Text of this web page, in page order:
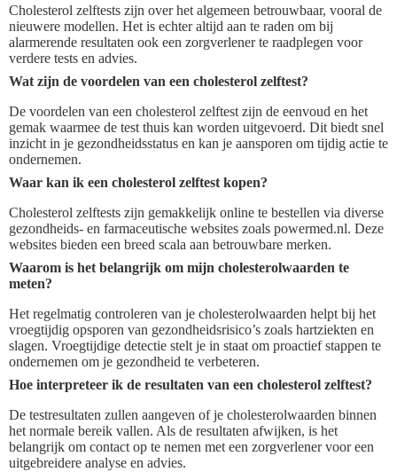
Cholesterol zelftests zijn over het algemeen betrouwbaar, vooral de
nieuwere modellen. Het is echter altijd aan te raden om bij
alarmerende resultaten ook een zorgverlener te raadplegen voor
verdere tests en advies.
Wat zijn de voordelen van een cholesterol zelftest?
De voordelen van een cholesterol zelftest zijn de eenvoud en het
gemak waarmee de test thuis kan worden uitgevoerd. Dit biedt snel
inzicht in je gezondheidsstatus en kan je aansporen om tijdig actie te
ondernemen.
Waar kan ik een cholesterol zelftest kopen?
Cholesterol zelftests zijn gemakkelijk online te bestellen via diverse
gezondheids- en farmaceutische websites zoals powermed.nl. Deze
websites bieden een breed scala aan betrouwbare merken.
Waarom is het belangrijk om mijn cholesterolwaarden te
meten?
Het regelmatig controleren van je cholesterolwaarden helpt bij het
vroegtijdig opsporen van gezondheidsrisico’s zoals hartziekten en
slagen. Vroegtijdige detectie stelt je in staat om proactief stappen te
ondernemen om je gezondheid te verbeteren.
Hoe interpreteer ik de resultaten van een cholesterol zelftest?
De testresultaten zullen aangeven of je cholesterolwaarden binnen
het normale bereik vallen. Als de resultaten afwijken, is het
belangrijk om contact op te nemen met een zorgverlener voor een
uitgebreidere analyse en advies.